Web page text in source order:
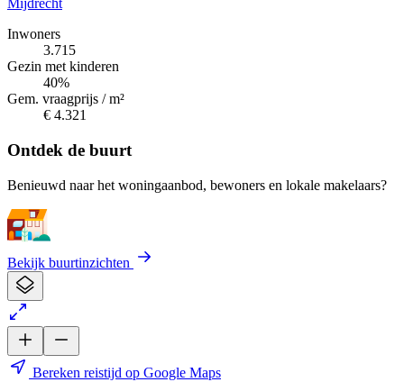
Mijdrecht
Inwoners
3.715
Gezin met kinderen
40%
Gem. vraagprijs / m²
€ 4.321
Ontdek de buurt
Benieuwd naar het woningaanbod, bewoners en lokale makelaars?
Bekijk buurtinzichten
Bereken reistijd op Google Maps